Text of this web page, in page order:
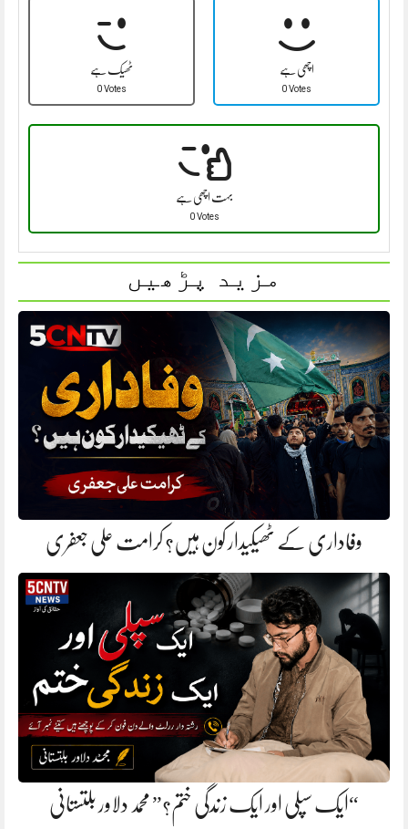
ٹھیک ہے
0 Votes
اچھی ہے
0 Votes
بہت اچھی ہے
0 Votes
مزید پڑھیں
وفاداری کے ٹھیکیدار کون ہیں؟ کرامت علی جعفری
“ایک سپلی اور ایک زندگی ختم؟” محمد دلاور بلتستانی